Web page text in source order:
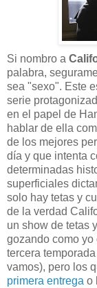
Si nombro a
palabra,
sea "sexo". Este
serie
en el papel de
hablar de ella
de los mejores
día y que intenta
determinadas
superficiales
solo hay tetas y
de la verdad
un show de tetas
gozando como
tercera
vamos), pero los
primera entrega o